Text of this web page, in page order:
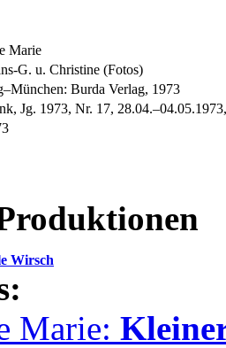
Marie
G. u. Christine (Fotos)
Burda Verlag, 1973
Jg. 1973, Nr. 17,
Wirsch
Marie: